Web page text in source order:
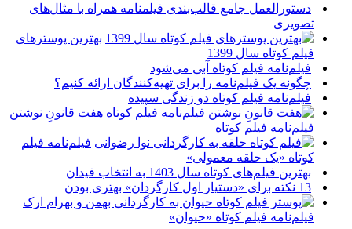
دستورالعمل جامع قالب‌بندی فیلمنامه همراه با مثال‌های
تصویری
بهترین پوسترهای
فیلم کوتاه سال 1399
فیلم‌نامه فیلم کوتاه آبی می‌شود
چگونه یک فیلم‌نامه را برای تهیه‌کنندگان ارائه کنیم؟
فیلم‌نامه فیلم کوتاه دو زندگی سپیده
هفت قانونِ نوشتن
فیلم‌نامه فیلم کوتاه
فیلم‌نامه فیلم
کوتاه «یک حلقه معمولی»
بهترین فیلم‌های کوتاه سال 1403 به انتخاب فیدان
13 نکته برای «دستیار اول کارگردان» بهتری بودن
فیلم‌نامه فیلم کوتاه «حیوان»